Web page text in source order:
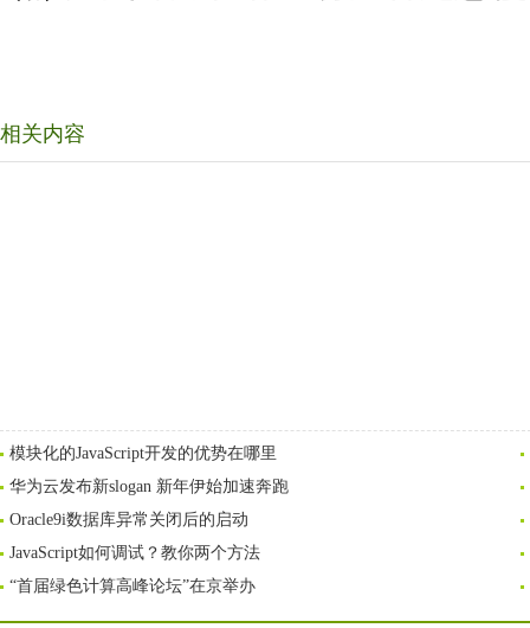
相关内容
模块化的JavaScript开发的优势在哪里
华为云发布新slogan 新年伊始加速奔跑
Oracle9i数据库异常关闭后的启动
JavaScript如何调试？教你两个方法
“首届绿色计算高峰论坛”在京举办